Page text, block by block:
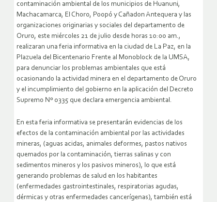
contaminación ambiental de los municipios de Huanuni,
Machacamarca, El Choro, Poopó y Cañadon Antequera y las
organizaciones originarias y sociales del departamento de
Oruro, este miércoles 21 de julio desde horas 10:00 am.,
realizaran una feria informativa en la ciudad de La Paz, en la
Plazuela del Bicentenario Frente al Monoblock de la UMSA,
para denunciar los problemas ambientales que está
ocasionando la actividad minera en el departamento de Oruro
y el incumplimiento del gobierno en la aplicación del Decreto
Supremo Nº 0335 que declara emergencia ambiental.
En esta feria informativa se presentarán evidencias de los
efectos de la contaminación ambiental por las actividades
mineras, (aguas acidas, animales deformes, pastos nativos
quemados por la contaminación, tierras salinas y con
sedimentos mineros y los pasivos mineros), lo que está
generando problemas de salud en los habitantes
(enfermedades gastrointestinales, respiratorias agudas,
dérmicas y otras enfermedades cancerígenas), también está